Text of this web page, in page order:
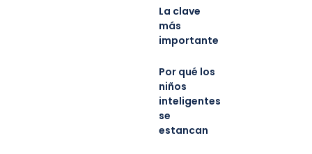
La clave
más
importante
Por qué los
niños
inteligentes
se
estancan